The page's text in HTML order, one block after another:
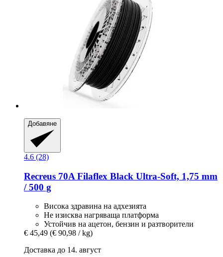
Добавяне
4.6 (28)
Recreus 70A Filaflex Black Ultra-​Soft, 1,75 mm
/ 500 g
Висока здравина на адхезията
Не изисква нагряваща платформа
Устойчив на ацетон, бензин и разтворители
€ 45,49 (€ 90,98 / kg)
Доставка до 14. август